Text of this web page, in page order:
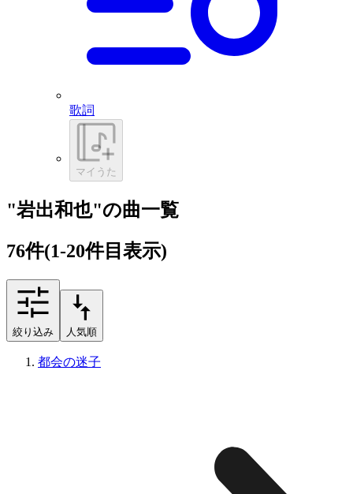
歌詞
マイうた
"岩出和也"の曲一覧
76件(1-20件目表示)
絞り込み 人気順
都会の迷子